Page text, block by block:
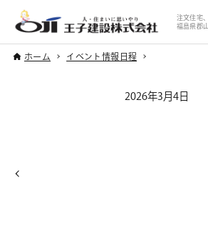
注文住宅
福島県郡
ホーム イベント情報日程
2026年3月4日